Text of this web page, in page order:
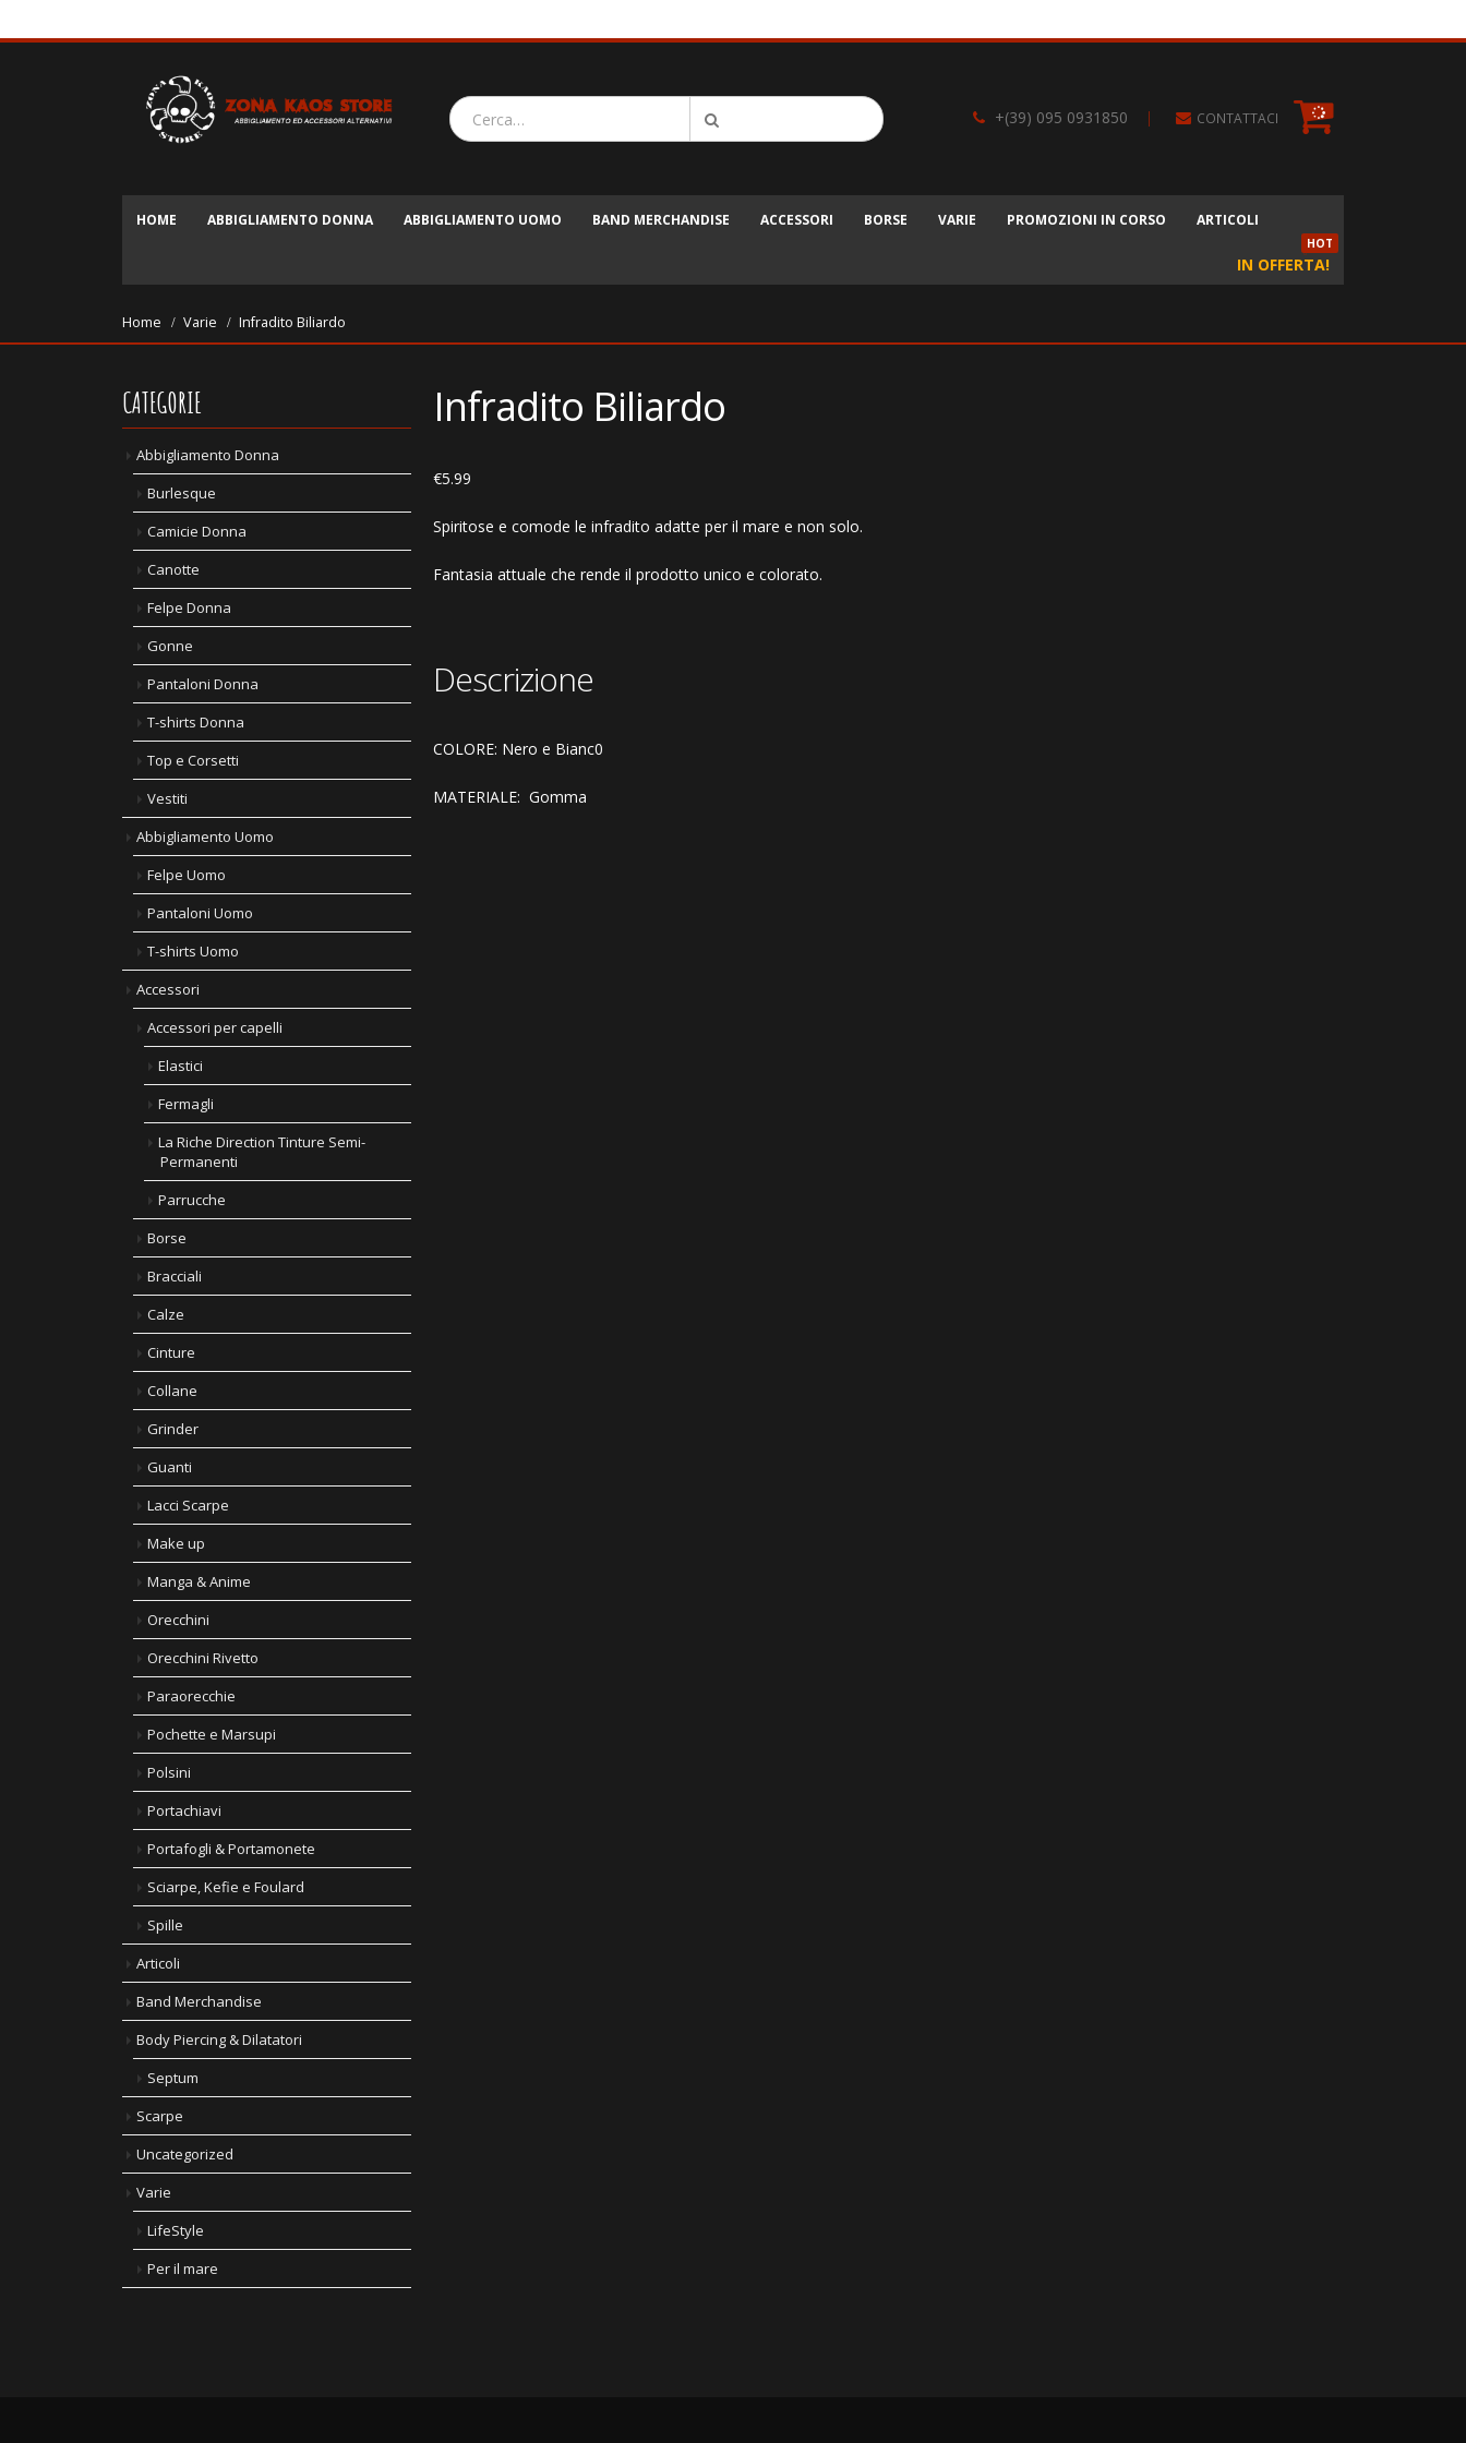
+(39) 095 0931850 | CONTATTACI
HOME ABBIGLIAMENTO DONNA ABBIGLIAMENTO UOMO BAND MERCHANDISE ACCESSORI BORSE VARIE PROMOZIONI IN CORSO ARTICOLI
IN OFFERTA!
HOT
Home Varie Infradito Biliardo
Infradito Biliardo
€5.99
Spiritose e comode le infradito adatte per il mare e non solo.
Fantasia attuale che rende il prodotto unico e colorato.
Descrizione
COLORE: Nero e Bianc0
MATERIALE: Gomma
CATEGORIE
Abbigliamento Donna
Burlesque
Camicie Donna
Canotte
Felpe Donna
Gonne
Pantaloni Donna
T-shirts Donna
Top e Corsetti
Vestiti
Abbigliamento Uomo
Felpe Uomo
Pantaloni Uomo
T-shirts Uomo
Accessori
Accessori per capelli
Elastici
Fermagli
La Riche Direction Tinture Semi-
Permanenti
Parrucche
Borse
Bracciali
Calze
Cinture
Collane
Grinder
Guanti
Lacci Scarpe
Make up
Manga & Anime
Orecchini
Orecchini Rivetto
Paraorecchie
Pochette e Marsupi
Polsini
Portachiavi
Portafogli & Portamonete
Sciarpe, Kefie e Foulard
Spille
Articoli
Band Merchandise
Body Piercing & Dilatatori
Septum
Scarpe
Uncategorized
Varie
LifeStyle
Per il mare